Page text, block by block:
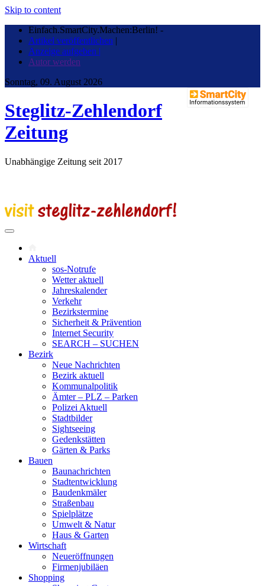
Skip to content
Einfach.SmartCity.Machen:Berlin! -
Artikel veröffentlichen |
Anzeige aufgeben |
Autor werden
Sonntag, 09. August 2026
Steglitz-Zehlendorf
Zeitung
Unabhängige Zeitung seit 2017
Aktuell
sos-Notrufe
Wetter aktuell
Jahreskalender
Verkehr
Bezirkstermine
Sicherheit & Prävention
Internet Security
SEARCH – SUCHEN
Bezirk
Neue Nachrichten
Bezirk aktuell
Kommunalpolitik
Ämter – PLZ – Parken
Polizei Aktuell
Stadtbilder
Sightseeing
Gedenkstätten
Gärten & Parks
Bauen
Baunachrichten
Stadtentwicklung
Baudenkmäler
Straßenbau
Spielplätze
Umwelt & Natur
Haus & Garten
Wirtschaft
Neueröffnungen
Firmenjubiläen
Shopping